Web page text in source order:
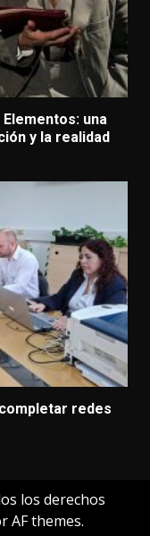
una
y la realidad
redes
los derechos
AF themes.